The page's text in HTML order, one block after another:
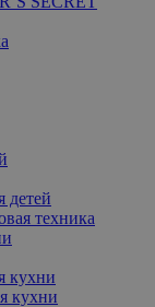
детей
техника
кухни
кухни